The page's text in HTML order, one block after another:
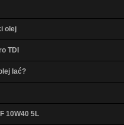
olej
TDI
lać?
10W40 5L